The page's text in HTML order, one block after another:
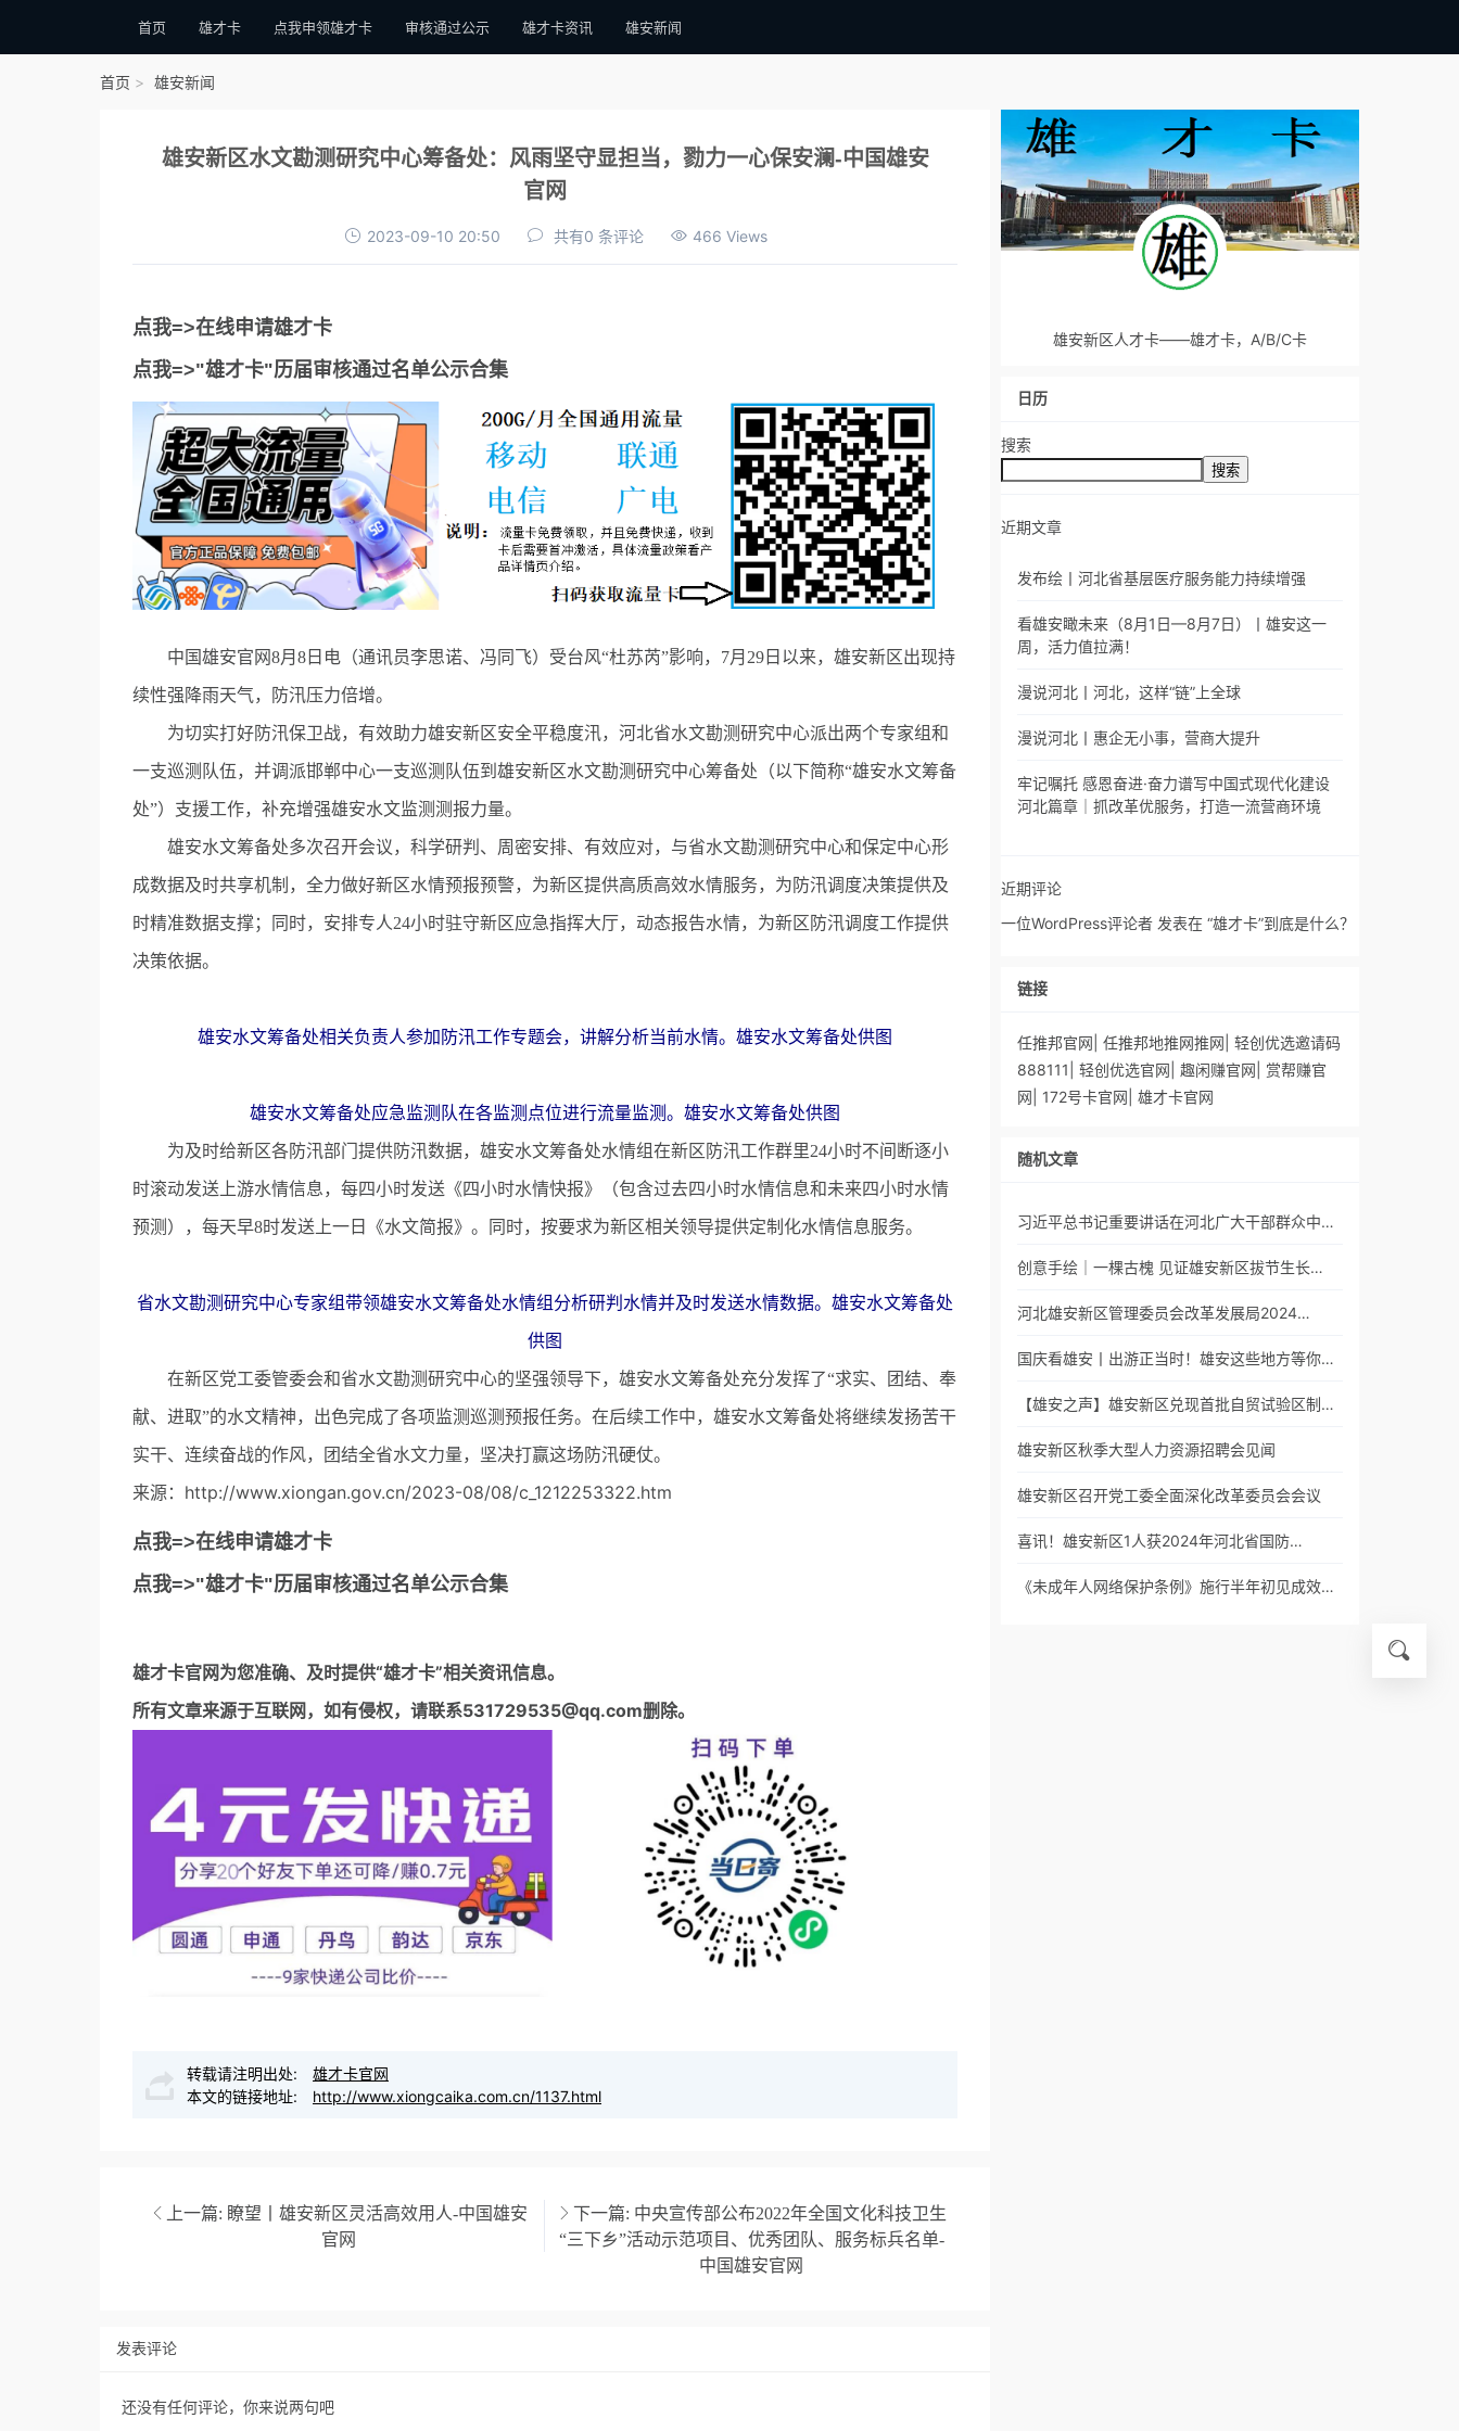
首页 雄才卡 点我申领雄才卡 审核通过公示 雄才卡资讯 雄安新闻
首页 雄安新闻
雄安新区水文勘测研究中心筹备处：风雨坚守显担当，勠力一心保安澜-中国雄安
官网
2023-09-10 20:50 共有0 条评论 466 Views
点我=>在线申请雄才卡
点我=>"雄才卡"历届审核通过名单公示合集
中国雄安官网8月8日电（通讯员李思诺、冯同飞）受台风“杜苏芮”影响，7月29日以来，雄安新区出现持
续性强降雨天气，防汛压力倍增。
为切实打好防汛保卫战，有效助力雄安新区安全平稳度汛，河北省水文勘测研究中心派出两个专家组和
一支巡测队伍，并调派邯郸中心一支巡测队伍到雄安新区水文勘测研究中心筹备处（以下简称“雄安水文筹备
处”）支援工作，补充增强雄安水文监测测报力量。
雄安水文筹备处多次召开会议，科学研判、周密安排、有效应对，与省水文勘测研究中心和保定中心形
成数据及时共享机制，全力做好新区水情预报预警，为新区提供高质高效水情服务，为防汛调度决策提供及
时精准数据支撑；同时，安排专人24小时驻守新区应急指挥大厅，动态报告水情，为新区防汛调度工作提供
决策依据。
雄安水文筹备处相关负责人参加防汛工作专题会，讲解分析当前水情。雄安水文筹备处供图
雄安水文筹备处应急监测队在各监测点位进行流量监测。雄安水文筹备处供图
为及时给新区各防汛部门提供防汛数据，雄安水文筹备处水情组在新区防汛工作群里24小时不间断逐小
时滚动发送上游水情信息，每四小时发送《四小时水情快报》（包含过去四小时水情信息和未来四小时水情
预测），每天早8时发送上一日《水文简报》。同时，按要求为新区相关领导提供定制化水情信息服务。
省水文勘测研究中心专家组带领雄安水文筹备处水情组分析研判水情并及时发送水情数据。雄安水文筹备处
供图
在新区党工委管委会和省水文勘测研究中心的坚强领导下，雄安水文筹备处充分发挥了“求实、团结、奉
献、进取”的水文精神，出色完成了各项监测巡测预报任务。在后续工作中，雄安水文筹备处将继续发扬苦干
实干、连续奋战的作风，团结全省水文力量，坚决打赢这场防汛硬仗。
来源：http://www.xiongan.gov.cn/2023-08/08/c_1212253322.htm
点我=>在线申请雄才卡
点我=>"雄才卡"历届审核通过名单公示合集
雄才卡官网为您准确、及时提供“雄才卡”相关资讯信息。
所有文章来源于互联网，如有侵权，请联系531729535@qq.com删除。
转载请注明出处:
雄才卡官网
本文的链接地址:
http://www.xiongcaika.com.cn/1137.html
上一篇: 瞭望丨雄安新区灵活高效用人-中国雄安
官网
下一篇: 中央宣传部公布2022年全国文化科技卫生
“三下乡”活动示范项目、优秀团队、服务标兵名单-
中国雄安官网
发表评论
还没有任何评论，你来说两句吧
雄安新区人才卡——雄才卡，A/B/C卡
日历
搜索
搜索
近期文章
发布绘丨河北省基层医疗服务能力持续增强
看雄安瞰未来（8月1日—8月7日）丨雄安这一
周，活力值拉满！
漫说河北丨河北，这样“链”上全球
漫说河北丨惠企无小事，营商大提升
牢记嘱托 感恩奋进·奋力谱写中国式现代化建设
河北篇章｜抓改革优服务，打造一流营商环境
近期评论
一位WordPress评论者 发表在 “雄才卡”到底是什么？
链接
任推邦官网 任推邦地推网推网 轻创优选邀请码
888111
轻创优选官网 趣闲赚官网
赏帮赚官
网
172号卡官网 雄才卡官网
随机文章
习近平总书记重要讲话在河北广大干部群众中…
创意手绘｜一棵古槐 见证雄安新区拔节生长…
河北雄安新区管理委员会改革发展局2024…
国庆看雄安丨出游正当时！雄安这些地方等你…
【雄安之声】雄安新区兑现首批自贸试验区制…
雄安新区秋季大型人力资源招聘会见闻
雄安新区召开党工委全面深化改革委员会会议
喜讯！雄安新区1人获2024年河北省国防…
《未成年人网络保护条例》施行半年初见成效…